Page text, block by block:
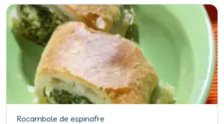
Rocambole de espinafre